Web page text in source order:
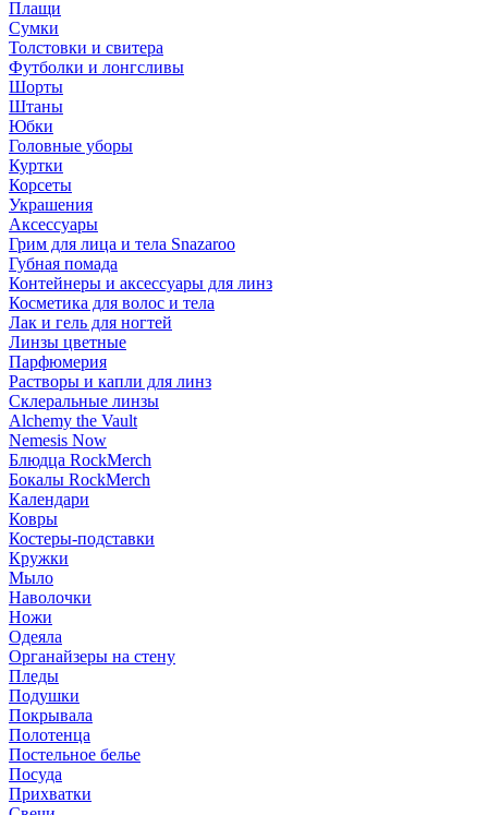
Плащи
Сумки
Толстовки и свитера
Футболки и лонгсливы
Шорты
Штаны
Юбки
Головные уборы
Куртки
Корсеты
Украшения
Аксессуары
Грим для лица и тела Snazaroo
Губная помада
Контейнеры и аксессуары для линз
Косметика для волос и тела
Лак и гель для ногтей
Линзы цветные
Парфюмерия
Растворы и капли для линз
Склеральные линзы
Alchemy the Vault
Nemesis Now
Блюдца RockMerch
Бокалы RockMerch
Календари
Ковры
Костеры-подставки
Кружки
Мыло
Наволочки
Ножи
Одеяла
Органайзеры на стену
Пледы
Подушки
Покрывала
Полотенца
Постельное белье
Посуда
Прихватки